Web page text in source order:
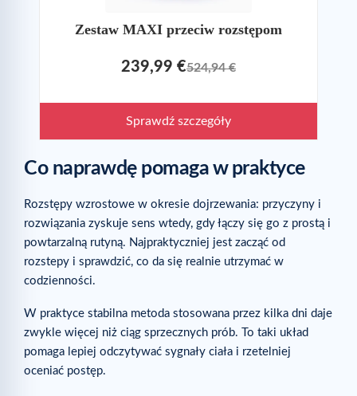
Zestaw MAXI przeciw rozstępom
239,99 €524,94 €
Sprawdź szczegóły
Co naprawdę pomaga w praktyce
Rozstępy wzrostowe w okresie dojrzewania: przyczyny i
rozwiązania zyskuje sens wtedy, gdy łączy się go z prostą i
powtarzalną rutyną. Najpraktyczniej jest zacząć od
rozstepy i sprawdzić, co da się realnie utrzymać w
codzienności.
W praktyce stabilna metoda stosowana przez kilka dni daje
zwykle więcej niż ciąg sprzecznych prób. To taki układ
pomaga lepiej odczytywać sygnały ciała i rzetelniej
oceniać postęp.